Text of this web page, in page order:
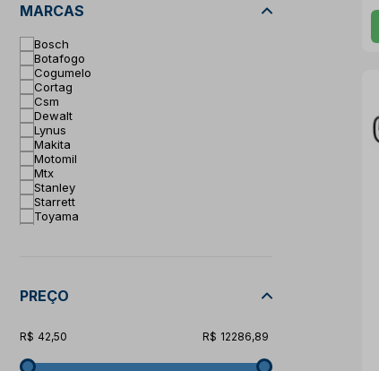
MARCAS
Bosch
Botafogo
Cogumelo
Cortag
Csm
Dewalt
Lynus
Makita
Motomil
Mtx
Stanley
Starrett
Toyama
PREÇO
42,50 12286,89